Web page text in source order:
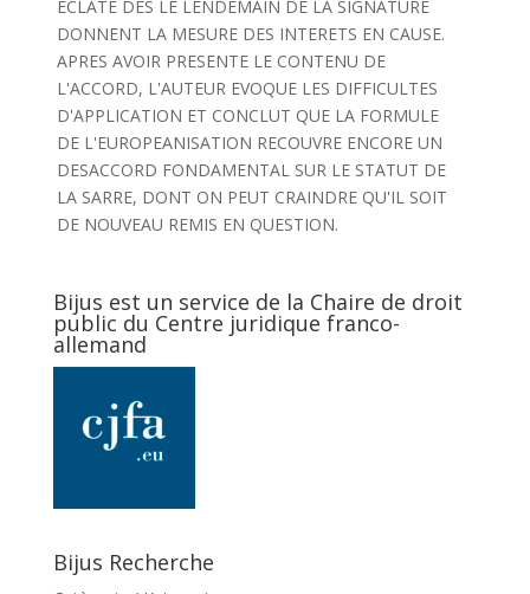
ECLATE DES LE LENDEMAIN DE LA SIGNATURE
DONNENT LA MESURE DES INTERETS EN CAUSE.
APRES AVOIR PRESENTE LE CONTENU DE
L'ACCORD, L'AUTEUR EVOQUE LES DIFFICULTES
D'APPLICATION ET CONCLUT QUE LA FORMULE
DE L'EUROPEANISATION RECOUVRE ENCORE UN
DESACCORD FONDAMENTAL SUR LE STATUT DE
LA SARRE, DONT ON PEUT CRAINDRE QU'IL SOIT
DE NOUVEAU REMIS EN QUESTION.
Bijus est un service de la Chaire de droit
public du Centre juridique franco-
allemand
Bijus Recherche